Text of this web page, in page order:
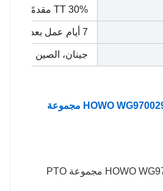
TT 30% مقدمًا، 70% دفع الرصيد قبل التسليم
7 أيام عمل بعد استلام الدفعة الأولى
جينان، الصين